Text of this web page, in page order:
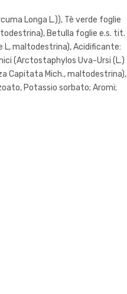
Longa L.)), Tè verde foglie
Betulla foglie e.s. tit.
L, maltodestrina), Acidificante:
(Arctostaphylos Uva-Ursi (L.)
Capitata Mich., maltodestrina),
Potassio sorbato; Aromi;